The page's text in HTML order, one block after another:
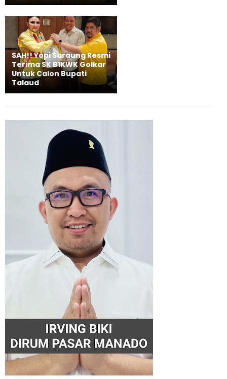
SAH!! Yopi Saraung Resmi
Terima SK B1KWK Golkar
Untuk Calon Bupati
Talaud